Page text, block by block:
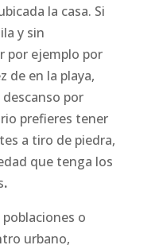
la casa. Si
y sin
por ejemplo por
de en la playa,
por
prefieres tener
a tiro de piedra,
que tenga los
.
o
urbano,